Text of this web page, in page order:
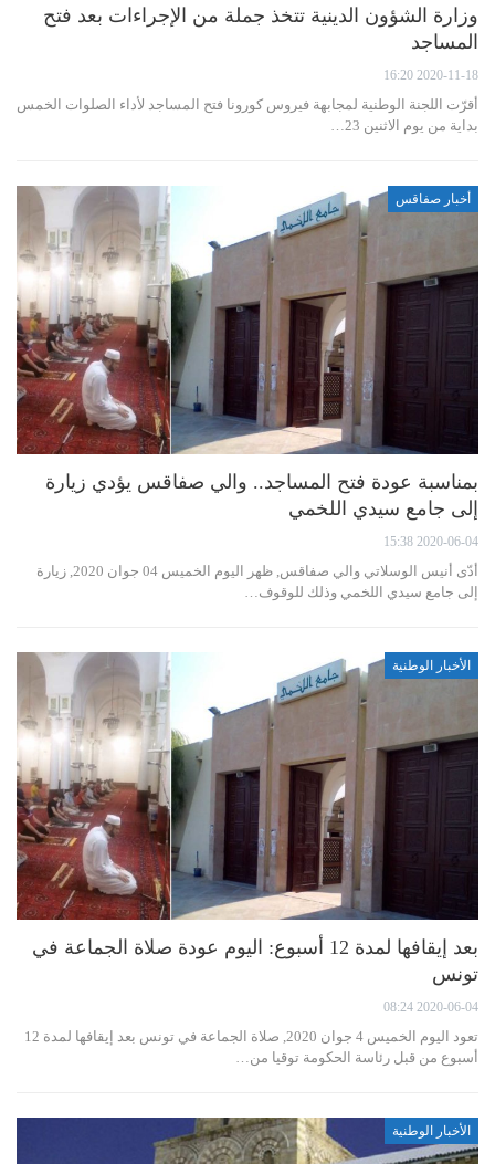
وزارة الشؤون الدينية تتخذ جملة من الإجراءات بعد فتح
المساجد
2020-11-18 16:20
أقرّت اللجنة الوطنية لمجابهة فيروس كورونا فتح المساجد لأداء الصلوات الخمس
بداية من يوم الاثنين 23…
أخبار صفاقس
بمناسبة عودة فتح المساجد.. والي صفاقس يؤدي زيارة
إلى جامع سيدي اللخمي
2020-06-04 15:38
أدّى أنيس الوسلاتي والي صفاقس, ظهر اليوم الخميس 04 جوان 2020, زيارة
إلى جامع سيدي اللخمي وذلك للوقوف…
الأخبار الوطنية
بعد إيقافها لمدة 12 أسبوع: اليوم عودة صلاة الجماعة في
تونس
2020-06-04 08:24
تعود اليوم الخميس 4 جوان 2020, صلاة الجماعة في تونس بعد إيقافها لمدة 12
أسبوع من قبل رئاسة الحكومة توقيا من…
الأخبار الوطنية